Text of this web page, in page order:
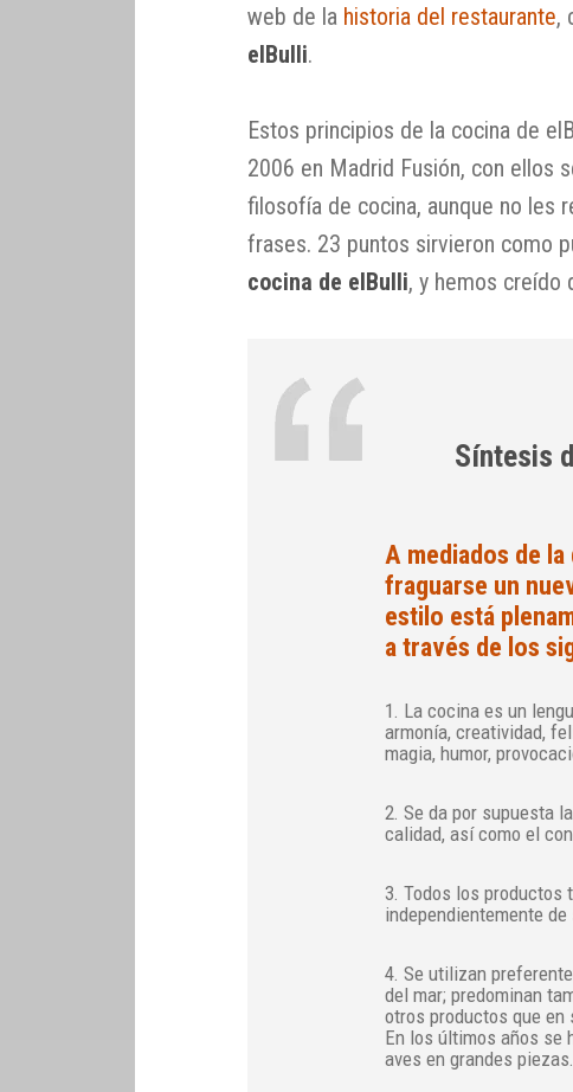
web de la historia del restaurante,
elBulli.
Estos principios de la cocina de
2006 en Madrid Fusión, con ellos
filosofía de cocina, aunque no les
frases. 23 puntos sirvieron como
cocina de elBulli, y hemos creído
Síntesis
A mediados de
fraguarse un
estilo está
a través de los
1. La cocina es un
armonía, creatividad,
magia, humor,
2. Se da por supuesta
calidad, así como el
3. Todos los productos
independientemente de
4. Se utilizan
del mar; predominan
otros productos que en
En los últimos años se
aves en grandes piezas.